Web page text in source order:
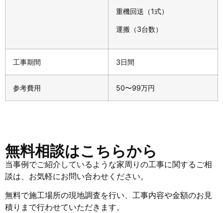
重機回送（1式）
運搬（3台数）
工事期間 3日間
参考費用 50〜99万円
無料相談はこちらから
当事例でご紹介しているような家周りの工事に関するご相
談は、お気軽にお問い合わせください。
無料で施工場所の現地調査を行い、工事内容や金額のお見
積りまで行わせていただきます。